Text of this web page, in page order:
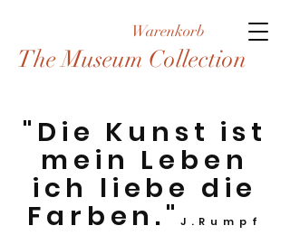
Warenkorb
The Museum Collection
"Die Kunst ist
mein Leben
ich liebe die
Farben." J.Rumpf